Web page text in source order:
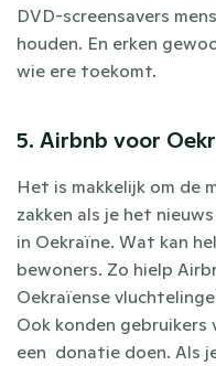
DVD-screensavers
houden. En erken
wie ere toekomt.
5. Airbnb voor
Het is makkelijk om de
zakken als je het
in Oekraïne. Wat kan
bewoners. Zo hielp
Oekraïense
Ook konden
een  donatie doen. Als